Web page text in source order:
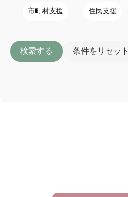
市町村支援 住民支援
検索する 条件をリセット